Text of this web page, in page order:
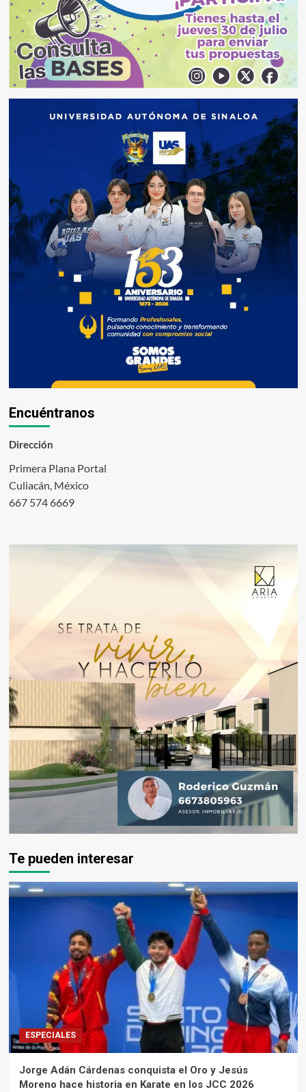
Encuéntranos
Dirección
Primera Plana Portal
Culiacán, México
667 574 6669
Te pueden interesar
ESPECIALES
Jorge Adán Cárdenas conquista el Oro y Jesús
Moreno hace historia en Karate en los JCC 2026